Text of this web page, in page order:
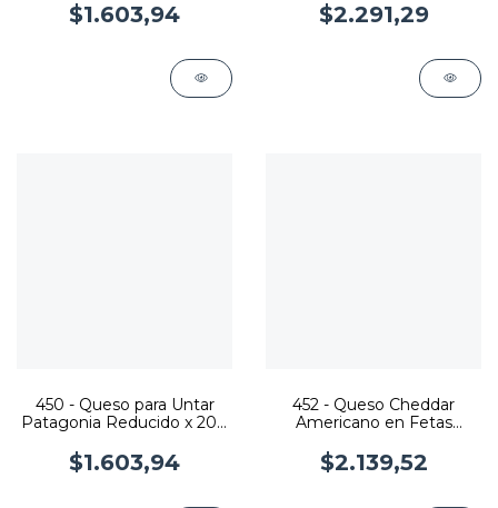
$1.603,94 $2.291,29
450 - Queso para Untar
Patagonia Reducido x 200
$1.603,94
452 - Queso Cheddar
Americano en Fetas
$2.139,52